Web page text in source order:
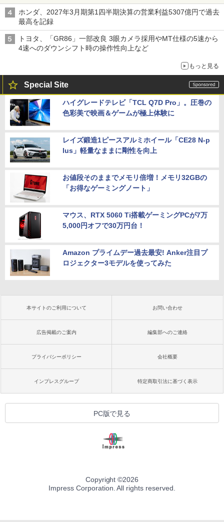
ホンダ、2027年3月期第1四半期決算の営業利益5307億円で過去
最高を記録
トヨタ、「GR86」一部改良 3眼カメラ採用やMT仕様の5速から
4速へのダウンシフト時の操作性向上など
もっと見る
Special Site
ハイグレードテレビ「TCL Q7D Pro」。圧巻の
色彩美で映画＆ゲームが極上体験に
レイズ鍛造1ピースアルミホイール「CE28 N-p
lus」軽量なままに剛性を向上
お値段そのままでメモリ倍増！メモリ32GBの
「お得なゲーミングノート」
マウス、RTX 5060 Ti搭載ゲーミングPCが7万
5,000円オフで30万円台！
Amazon プライムデー過去最安! Anker注目プ
ロジェクター3モデルを使ってみた
本サイトのご利用について お問い合わせ
広告掲載のご案内 編集部へのご連絡
プライバシーポリシー 会社概要
インプレスグループ 特定商取引法に基づく表示
PC版で見る
Copyright ©2026
Impress Corporation. All rights reserved.